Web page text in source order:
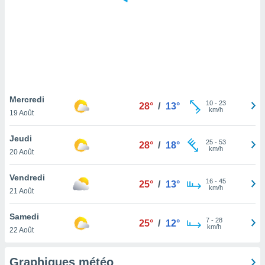
notre
que
et que
Mercredi
19 Août
28° / 13° 10- 23
km/h
Jeudi
20 Août
28° / 18° 25- 53
km/h
Vendredi
21 Août
25° / 13° 16- 45
km/h
Samedi
22 Août
25° / 12° 7- 28
km/h
Graphiques météo